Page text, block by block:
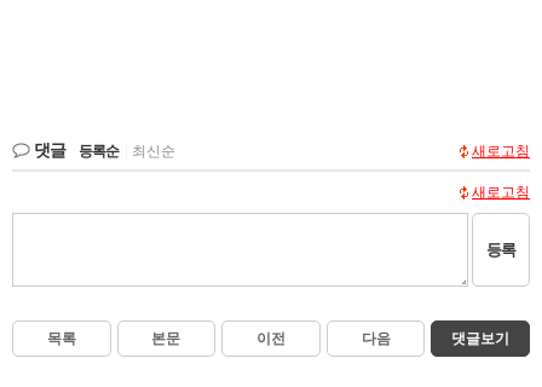
댓글 등록순 최신순 새로고침
새로고침
등록
목록 본문 이전 다음 댓글보기